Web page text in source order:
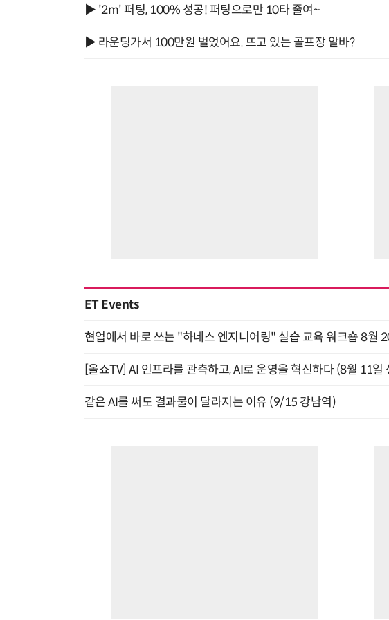
▶ '2m' 퍼팅, 100% 성공! 퍼팅으로만 10타 줄여~
▶ 라운딩가서 100만원 벌었어요. 뜨고 있는 골프장 알바?
ET Events
현업에서 바로 쓰는 "하네스 엔지니어링" 실습 교육 워크숍 8월
[올쇼TV] AI 인프라를 관측하고, AI로 운영을 혁신하다 (8월 11일
같은 AI를 써도 결과물이 달라지는 이유 (9/15 강남역)